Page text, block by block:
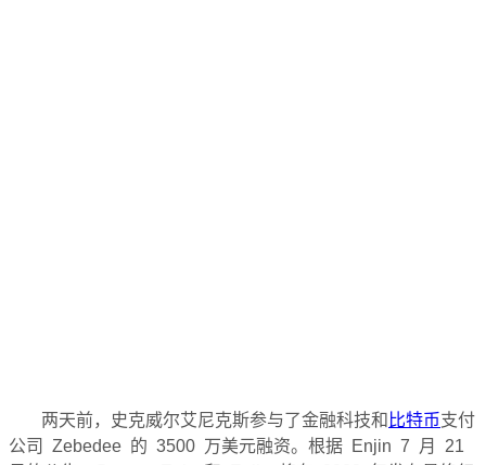
两天前，史克威尔艾尼克斯参与了金融科技和 比特币支付
公司 Zebedee 的 3500 万美元融资。 根据 Enjin 7 月 21